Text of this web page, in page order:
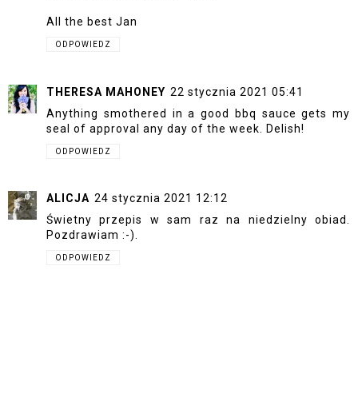
All the best Jan
ODPOWIEDZ
THERESA MAHONEY 22 stycznia 2021 05:41
Anything smothered in a good bbq sauce gets my
seal of approval any day of the week. Delish!
ODPOWIEDZ
ALICJA 24 stycznia 2021 12:12
Świetny przepis w sam raz na niedzielny obiad.
Pozdrawiam :-).
ODPOWIEDZ